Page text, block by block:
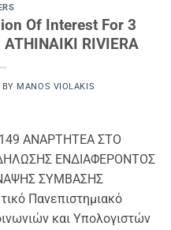
Of Interest For 3
RIVIERA
BY MANOS VIOLAKIS
ΑΝΑΡΤΗΤΕΑ ΣΤΟ
ΕΝΔΙΑΦΕΡΟΝΤΟΣ
ΣΥΜΒΑΣΗΣ
Πανεπιστημιακό
και Υπολογιστών